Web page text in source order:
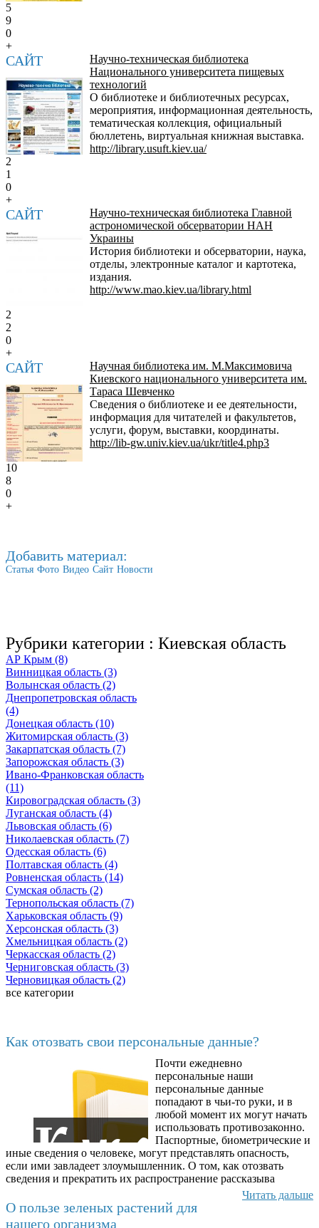
5
9
0
+
САЙТ
Научно-техническая библиотека
Национального университета пищевых
технологий
О библиотеке и библиотечных ресурсах,
мероприятия, информационная деятельность,
тематическая коллекция, официальный
бюллетень, виртуальная книжная выставка.
http://library.usuft.kiev.ua/
2
1
0
+
САЙТ
Научно-техническая библиотека Главной
астрономической обсерватории НАН
Украины
История библиотеки и обсерватории, наука,
отделы, электронные каталог и картотека,
издания.
http://www.mao.kiev.ua/library.html
2
2
0
+
САЙТ
Научная библиотека им. М.Максимовича
Киевского национального университета им.
Тараса Шевченко
Сведения о библиотеке и ее деятельности,
информация для читателей и факультетов,
услуги, форум, выставки, координаты.
http://lib-gw.univ.kiev.ua/ukr/title4.php3
10
8
0
+
Добавить материал:
Статья Фото Видео Сайт Новости
Рубрики категории : Киевская область
АР Крым (8)
Винницкая область (3)
Волынская область (2)
Днепропетровская область
(4)
Донецкая область (10)
Житомирская область (3)
Закарпатская область (7)
Запорожская область (3)
Ивано-Франковская область
(11)
Кировоградская область (3)
Луганская область (4)
Львовская область (6)
Николаевская область (7)
Одесская область (6)
Полтавская область (4)
Ровненская область (14)
Сумская область (2)
Тернопольская область (7)
Харьковская область (9)
Херсонская область (3)
Хмельницкая область (2)
Черкасская область (2)
Черниговская область (3)
Черновицкая область (2)
все категории
Как отозвать свои персональные данные?
Почти ежедневно
персональные наши
персональные данные
попадают в чьи-то руки, и в
любой момент их могут начать
использовать противозаконно.
Паспортные, биометрические и
иные сведения о человеке, могут представлять опасность,
если ими завладеет злоумышленник. О том, как отозвать
сведения и прекратить их распространение рассказыва
Читать дальше
О пользе зеленых растений для
нашего организма